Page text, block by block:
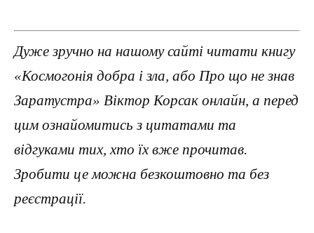
Дуже зручно на нашому сайті читати книгу
«Космогонія добра і зла, або Про що не знав
Заратустра» Віктор Корсак онлайн, а перед
цим ознайомитись з цитатами та
відгуками тих, хто їх вже прочитав.
Зробити це можна безкоштовно та без
реєстрації.